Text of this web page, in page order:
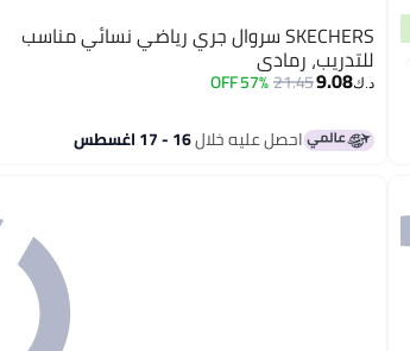
SKECHERS سروال جري رياضي نسائي مناسب
للتدريب، رمادي
د.ك‏9.08
21.45
57% OFF
احصل عليه خلال16 - 17 اغسطس